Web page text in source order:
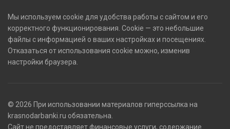
Мы используем cookie для удобства работы с сайтом и его
корректного функционирования. Cookie — это небольшие
файлы с информацией о ваших настройках и посещениях.
Отказаться от использования cookie можно, изменив
настройки браузера.
© 2026 При использовании материалов гиперссылка на
krasnodarbanki.ru обязательна.
Сайт не предоставляет финансовые услуги, содержание